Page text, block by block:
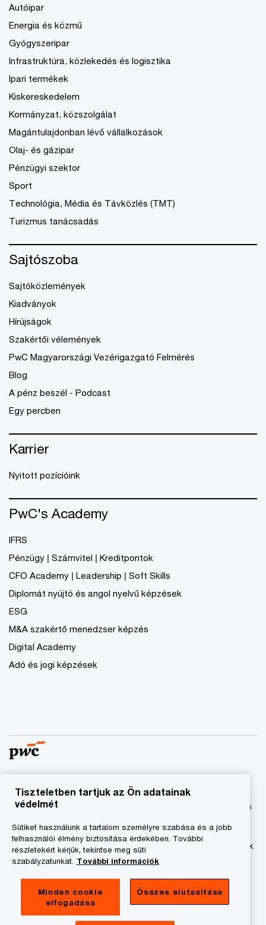
Autóipar
Energia és közmű
Gyógyszeripar
Infrastruktúra, közlekedés és logisztika
Ipari termékek
Kiskereskedelem
Kormányzat, közszolgálat
Magántulajdonban lévő vállalkozások
Olaj- és gázipar
Pénzügyi szektor
Sport
Technológia, Média és Távközlés (TMT)
Turizmus tanácsadás
Sajtószoba
Sajtóközlemények
Kiadványok
Hírújságok
Szakértői vélemények
PwC Magyarországi Vezérigazgató Felmérés
Blog
A pénz beszél - Podcast
Egy percben
Karrier
Nyitott pozícióink
PwC's Academy
IFRS
Pénzügy | Számvitel | Kreditpontok
CFO Academy | Leadership | Soft Skills
Diplomát nyújtó és angol nyelvű képzések
ESG
M&A szakértő menedzser képzés
Digital Academy
Adó és jogi képzések
© 2023 - 2026 PwC. Minden jog fenntartva. A „PwC”
kifejezés a PricewaterhouseCoopers Könyvvizsgáló Kft.-re
amelyek az önálló és független jogi személyekből álló
PricewaterhouseCoopers International Limited hálózatának
tagja.
Adatkezelési tájékoztató
Cookie tájékoztató
Tiszteletben tartjuk az Ön adatainak
védelmét
Sütiket használunk a tartalom személyre szabása és a jobb
felhasználói élmény biztosítása érdekében. További
részletekért kérjük, tekintse meg süti
szabályzatunkat. További információk
Minden cookie
elfogadása
Összes elutasítása